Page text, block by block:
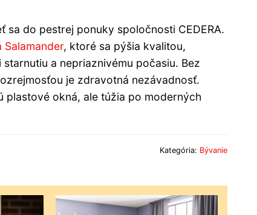
do pestrej ponuky spoločnosti CEDERA.
Salamander, ktoré sa pýšia kvalitou,
a nepriaznivému počasiu. Bez
je zdravotná nezávadnosť.
plastové okná, ale túžia po moderných
Kategória: Bývanie